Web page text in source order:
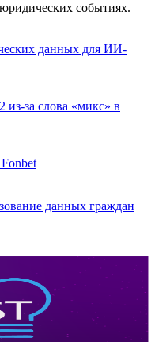
событиях.
данных для ИИ-
за слова «микс» в
данных граждан